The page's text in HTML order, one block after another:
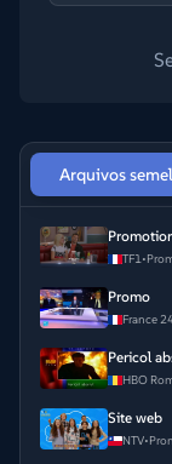
Arquivos
TF1•
Promo
France
Pericol
HBO
Site web
NTV•